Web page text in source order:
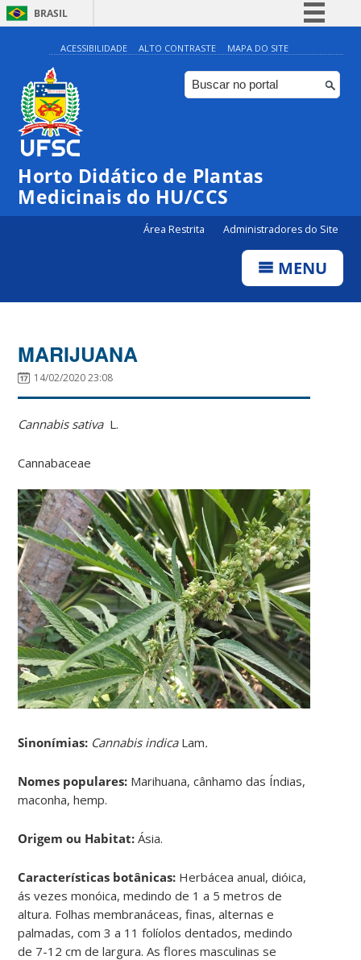
BRASIL
Simplifique!
Comunica BR
Participe
Canais
ACESSIBILIDADE ALTO CONTRASTE MAPA DO SITE
Horto Didático de Plantas
Medicinais do HU/CCS
Área Restrita Administradores do Site
MENU
MARIJUANA
14/02/2020 23:08
Cannabis sativaL.
Cannabaceae
Sinonímias: Cannabis indicaLam.
Nomes populares: Marihuana, cânhamo das Índias,
maconha, hemp.
Origem ou Habitat:Ásia.
Características botânicas: Herbácea anual, dióica,
ás vezes monóica, medindo de 1 a 5 metros de
altura. Folhas membranáceas, finas, alternas e
palmadas, com 3 a 11 folíolos dentados, medindo
de 7-12 cm de largura. As flores masculinas se